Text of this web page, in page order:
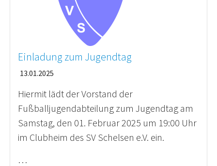
Einladung zum Jugendtag
13.01.2025
Hiermit lädt der Vorstand der
Fußballjugendabteilung zum Jugendtag am
Samstag, den 01. Februar 2025 um 19:00 Uhr
im Clubheim des SV Schelsen e.V. ein.
…